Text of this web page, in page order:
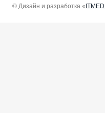
© Дизайн и разработка «